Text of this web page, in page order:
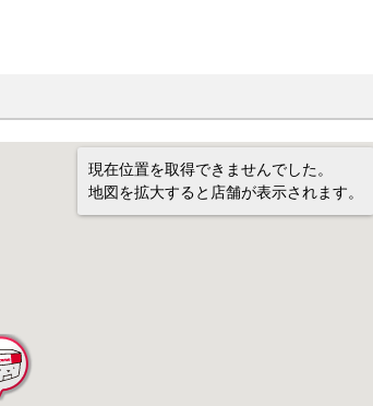
現在位置を取得できませんでした。
地図を拡大すると店舗が表示されます。